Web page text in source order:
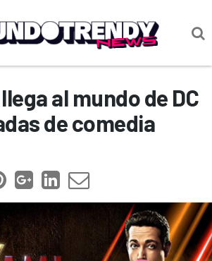
llega al mundo de DC
de comedia